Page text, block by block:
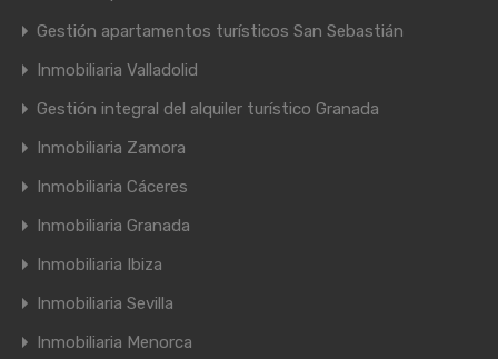
Gestión apartamentos turísticos San Sebastián
Inmobiliaria Valladolid
Gestión integral del alquiler turístico Granada
Inmobiliaria Zamora
Inmobiliaria Cáceres
Inmobiliaria Granada
Inmobiliaria Ibiza
Inmobiliaria Sevilla
Inmobiliaria Menorca